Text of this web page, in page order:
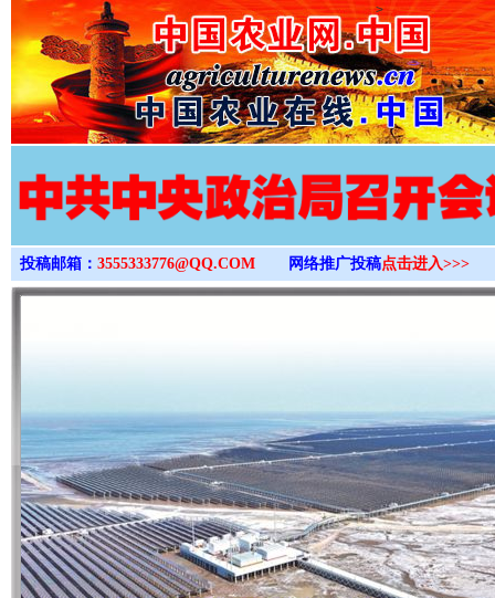
>
投稿邮箱： 3555333776@QQ.COM 网络推广投稿点击进入>>>